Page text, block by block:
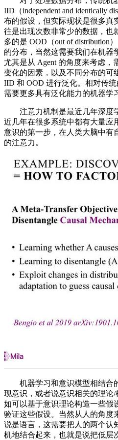
IID（independent and identically
布的假设，但实际现状是很多真
往是出现次数非常少的数据，也
多的是 OOD（out of distribution
的分布，当然这需要我们在机器
尤其是从 Agent 的角度来考虑，
变化的因素，以及不同分布的可
IID 和 OOD 进行泛化。相对传
需要更多具有泛化能力的机器学
注意力机制是最近几年深度
近几年在很多系统中都有大量应
意识的第一步，在人类大脑中有
的注意力。
机器学习和意识模型相结合
现意识，或者说意识相关的理论
如可以基于意识理论构造一些假
验证这些假设。当然从人的角度
说是语言，这需要把人的两个认
机地结合起来，也就是说把低层